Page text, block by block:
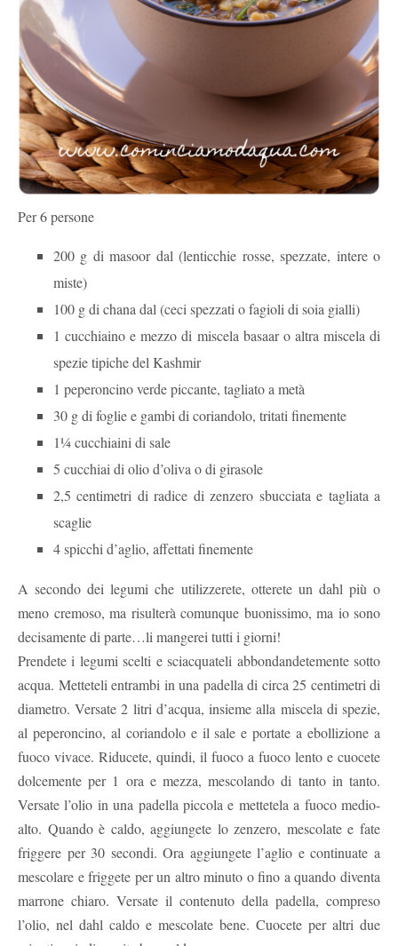
Per 6 persone
200 g di masoor dal (lenticchie rosse, spezzate, intere o
miste)
100 g di chana dal (ceci spezzati o fagioli di soia gialli)
1 cucchiaino e mezzo di miscela basaar o altra miscela di
spezie tipiche del Kashmir
1 peperoncino verde piccante, tagliato a metà
30 g di foglie e gambi di coriandolo, tritati finemente
1¼ cucchiaini di sale
5 cucchiai di olio d’oliva o di girasole
2,5 centimetri di radice di zenzero sbucciata e tagliata a
scaglie
4 spicchi d’aglio, affettati finemente
A secondo dei legumi che utilizzerete, otterete un dahl più o
meno cremoso, ma risulterà comunque buonissimo, ma io sono
decisamente di parte…li mangerei tutti i giorni!
Prendete i legumi scelti e sciacquateli abbondandetemente sotto
acqua. Metteteli entrambi in una padella di circa 25 centimetri di
diametro. Versate 2 litri d’acqua, insieme alla miscela di spezie,
al peperoncino, al coriandolo e il sale e portate a ebollizione a
fuoco vivace. Riducete, quindi, il fuoco a fuoco lento e cuocete
dolcemente per 1 ora e mezza, mescolando di tanto in tanto.
Versate l’olio in una padella piccola e mettetela a fuoco medio-
alto. Quando è caldo, aggiungete lo zenzero, mescolate e fate
friggere per 30 secondi. Ora aggiungete l’aglio e continuate a
mescolare e friggete per un altro minuto o fino a quando diventa
marrone chiaro. Versate il contenuto della padella, compreso
l’olio, nel dahl caldo e mescolate bene. Cuocete per altri due